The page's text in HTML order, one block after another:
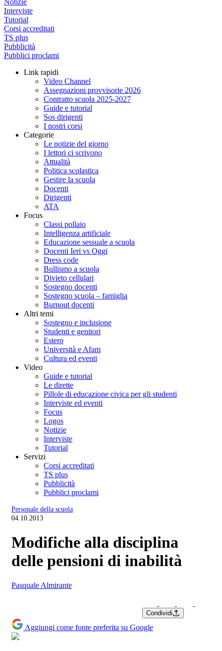
Notizie
Interviste
Tutorial
Corsi accreditati
TS plus
Pubblicità
Pubblici proclami
Link rapidi
Video Channel
Assegnazioni provvisorie 2026
Contratto scuola 2025-2027
Guide e tutorial
Sos dirigenti
I nostri corsi
Categorie
Le notizie del giorno
I lettori ci scrivono
Attualità
Politica scolastica
Gestire la scuola
Docenti
Dirigenti
ATA
Focus
Classi pollaio
Intelligenza artificiale
Educazione sessuale a scuola
Docenti Ieri vs Oggi
Dress code
Bullismo a scuola
Divieto cellulari
Sostegno docenti
Sostegno scuola – famiglia
Burnout docenti
Altri temi
Sostegno e inclusione
Studenti e genitori
Estero
Università e Afam
Cultura ed eventi
Video
Guide e tutorial
Le dirette
Pillole di educazione civica per gli studenti
Interviste ed eventi
Focus
Logos
Notizie
Interviste
Tutorial
Servizi
Corsi accreditati
TS plus
Pubblicità
Pubblici proclami
Personale della scuola
04.10.2013
Modifiche alla disciplina
delle pensioni di inabilità
Pasquale Almirante
Condividi
Aggiungi come fonte preferita su Google